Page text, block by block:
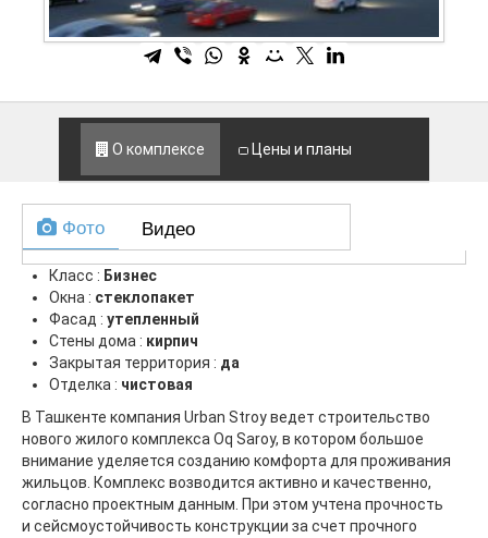
О комплексе Цены и планы
Фото Видео
Класс : Бизнес
Окна : стеклопакет
Фасад : утепленный
Стены дома : кирпич
Закрытая территория : да
Отделка : чистовая
В Ташкенте компания Urban Stroy ведет строительство
нового жилого комплекса Oq Saroy, в котором большое
внимание уделяется созданию комфорта для проживания
жильцов. Комплекс возводится активно и качественно,
согласно проектным данным. При этом учтена прочность
и сейсмоустойчивость конструкции за счет прочного